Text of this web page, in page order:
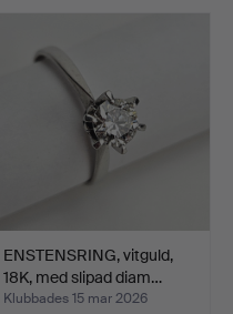
ENSTENSRING, vitguld,
18K, med slipad diam…
Klubbades 15 mar 2026